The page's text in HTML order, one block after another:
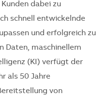
dabei zu
schnell entwickelnde
und erfolgreich zu
Daten, maschinellem
(KI) verfügt der
als 50 Jahre
von